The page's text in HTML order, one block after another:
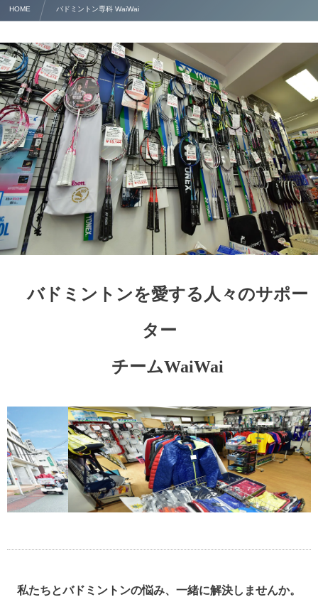
HOME バドミントン専科 WaiWai
バドミントンを愛する人々のサポー
ター
チームWaiWai
私たちとバドミントンの悩み、一緒に解決しませんか。